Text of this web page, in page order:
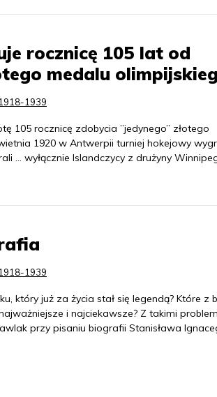
rocznicę 105 lat od
medalu
1939
105 rocznicę zdobycia ”jedynego” złotego
1920 w Antwerpii turniej hokejowy
... wyłącznie Islandczycy z drużyny
1939
który już za życia stał się legendą? Które z
i najciekawsze? Z takimi
przy pisaniu biografii Stanisława